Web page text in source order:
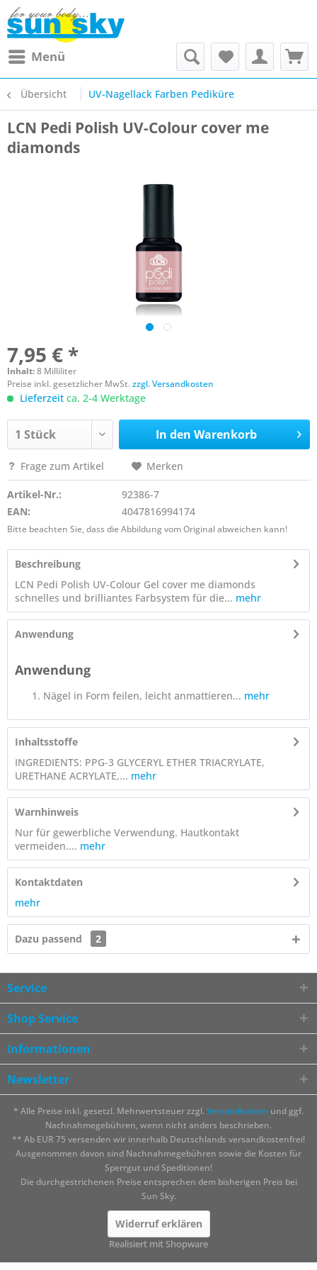
Menü
Übersicht UV-Nagellack Farben Pediküre
LCN Pedi Polish UV-Colour cover me
diamonds
7,95 € *
Inhalt:8 Milliliter
Preise inkl. gesetzlicher MwSt.zzgl. Versandkosten
Lieferzeit ca. 2-4 Werktage
In den Warenkorb
Frage zum Artikel Merken
Artikel-Nr.:
92386-7
EAN:
4047816994174
Bitte beachten Sie, dass die Abbildung vom Original abweichen kann!
Beschreibung
LCN Pedi Polish UV-Colour Gel cover me diamonds
schnelles und brilliantes Farbsystem für die... mehr
Anwendung
Anwendung
Nägel in Form feilen, leicht anmattieren... mehr
Inhaltsstoffe
INGREDIENTS: PPG-3 GLYCERYL ETHER TRIACRYLATE,
URETHANE ACRYLATE,... mehr
Warnhinweis
Nur für gewerbliche Verwendung. Hautkontakt
vermeiden.... mehr
Kontaktdaten
mehr
Dazu passend 2
Service
Shop Service
Informationen
Newsletter
* Alle Preise inkl. gesetzl. Mehrwertsteuer zzgl. Versandkosten und ggf.
Nachnahmegebühren, wenn nicht anders beschrieben.
** Ab EUR 75 versenden wir innerhalb Deutschlands versandkostenfrei!
Ausgenommen davon sind Nachnahmegebühren sowie die Kosten für
Sperrgut und Speditionen!
Die durchgestrichenen Preise entsprechen dem bisherigen Preis bei
Sun Sky.
Widerruf erklären
Realisiert mit Shopware